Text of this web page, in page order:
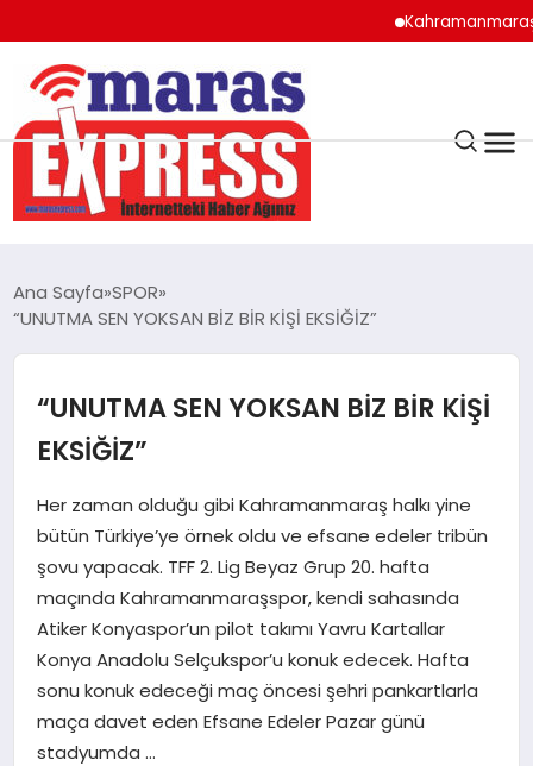
Kahramanmaraş’ta
K.MARAŞ
ANDIRIN
ÇAĞLAYANCERİT
BİZE ULAŞIN
GÖKSUN
TÜRKOĞLU
PAZARCIK
Ana Sayfa SPOR
“UNUTMA SEN YOKSAN BİZ BİR KİŞİ EKSİĞİZ”
“UNUTMA SEN YOKSAN BİZ BİR KİŞİ
EKSİĞİZ”
Her zaman olduğu gibi Kahramanmaraş halkı yine
bütün Türkiye’ye örnek oldu ve efsane edeler tribün
şovu yapacak. TFF 2. Lig Beyaz Grup 20. hafta
maçında Kahramanmaraşspor, kendi sahasında
Atiker Konyaspor’un pilot takımı Yavru Kartallar
Konya Anadolu Selçukspor’u konuk edecek. Hafta
sonu konuk edeceği maç öncesi şehri pankartlarla
maça davet eden Efsane Edeler Pazar günü
stadyumda …